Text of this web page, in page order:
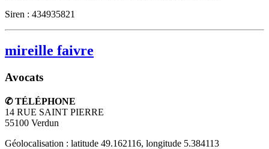
Siren : 434935821
mireille faivre
Avocats
✆ TÉLÉPHONE
14 RUE SAINT PIERRE
55100 Verdun
Géolocalisation : latitude 49.162116, longitude 5.384113